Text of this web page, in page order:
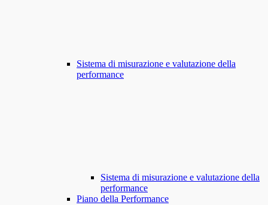
Sistema di misurazione e valutazione della
performance
Sistema di misurazione e valutazione della
performance
Piano della Performance